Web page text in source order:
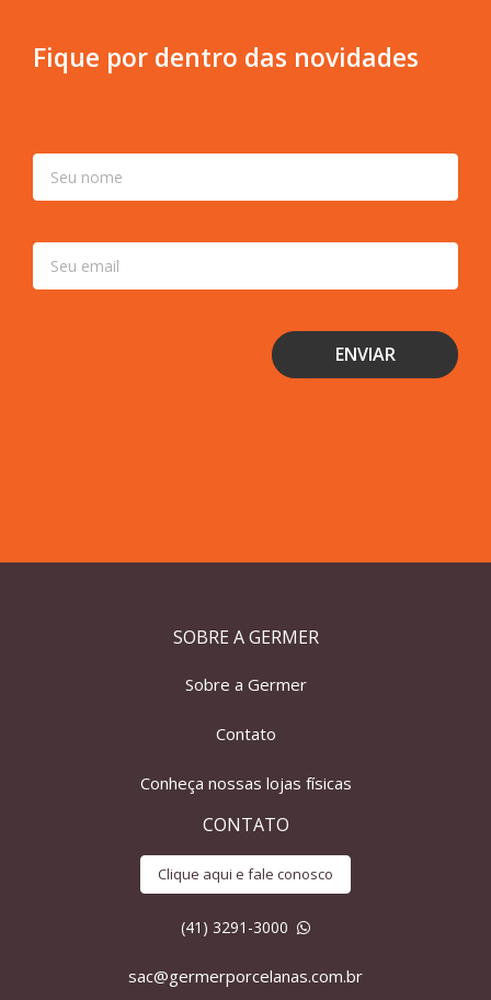
Fique por dentro das novidades
SOBRE A GERMER
Sobre a Germer
Contato
Conheça nossas lojas físicas
CONTATO
Clique aqui e fale conosco
(41) 3291-3000
sac@germerporcelanas.com.br